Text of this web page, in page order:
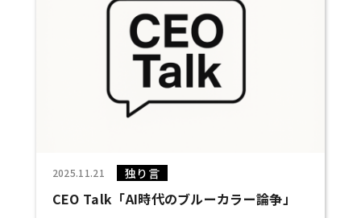
2025.11.21 独り言
CEO Talk「AI時代のブルーカラー論争」